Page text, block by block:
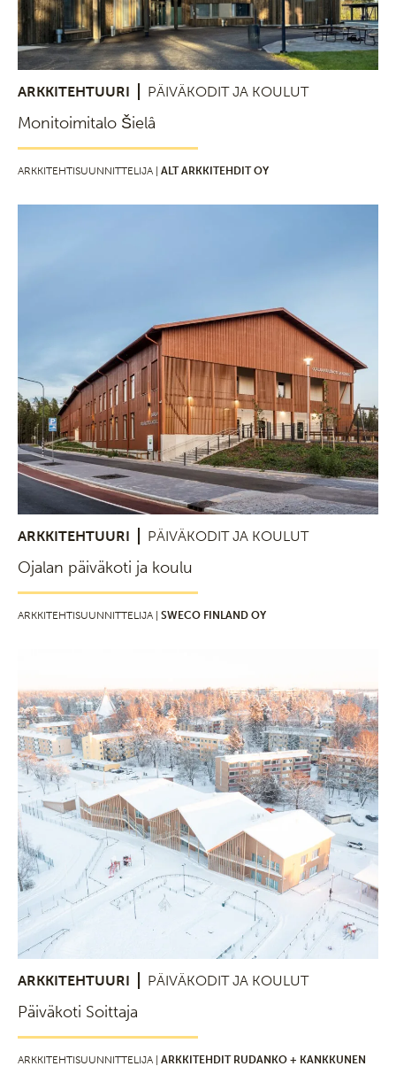
ARKKITEHTUURI PÄIVÄKODIT JA KOULUT
Monitoimitalo Šielâ
ARKKITEHTISUUNNITTELIJA | ALT ARKKITEHDIT OY
ARKKITEHTUURI PÄIVÄKODIT JA KOULUT
Ojalan päiväkoti ja koulu
ARKKITEHTISUUNNITTELIJA | SWECO FINLAND OY
ARKKITEHTUURI PÄIVÄKODIT JA KOULUT
Päiväkoti Soittaja
ARKKITEHTISUUNNITTELIJA | ARKKITEHDIT RUDANKO + KANKKUNEN